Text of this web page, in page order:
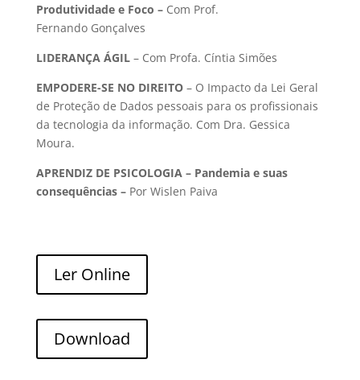
Produtividade e Foco – Com Prof.
Fernando Gonçalves
LIDERANÇA ÁGIL– Com Profa. Cíntia Simões
EMPODERE-SE NO DIREITO– O Impacto da Lei Geral
de Proteção de Dados pessoais para os profissionais
da tecnologia da informação. Com Dra. Gessica
Moura.
APRENDIZ DE PSICOLOGIA – Pandemia e suas
consequências – Por Wislen Paiva
Ler Online
Download